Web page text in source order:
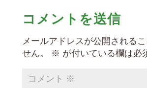
コメントを送信
メールアドレスが公開される
せん。
※ が付いている欄は必